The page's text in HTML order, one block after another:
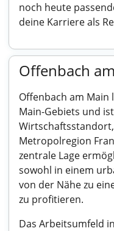
noch heute
deine Karriere als
Offenbach
Offenbach am Main
Main-Gebiets und
Metropolregion
zentrale Lage
sowohl in einem
von der Nähe zu
zu profitieren.
Das Arbeitsumfeld